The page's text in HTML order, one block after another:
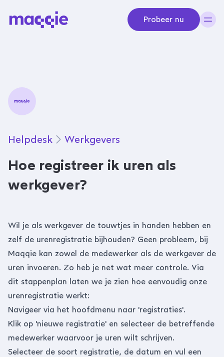
Probeer nu
Helpdesk Werkgevers
Hoe registreer ik uren als
werkgever?
Wil je als werkgever de touwtjes in handen hebben en
zelf de urenregistratie bijhouden? Geen probleem, bij
Maqqie kan zowel de medewerker als de werkgever de
uren invoeren. Zo heb je net wat meer controle. Via
dit stappenplan laten we je zien hoe eenvoudig onze
urenregistratie werkt:
Navigeer via het hoofdmenu naar 'registraties'.
Klik op 'nieuwe registratie' en selecteer de betreffende
medewerker waarvoor je uren wilt schrijven.
Selecteer de soort registratie, de datum en vul een